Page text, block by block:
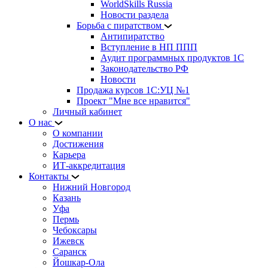
WorldSkills Russia
Новости раздела
Борьба с пиратством
Антипиратство
Вступление в НП ППП
Аудит программных продуктов 1С
Законодательство РФ
Новости
Продажа курсов 1С:УЦ №1
Проект "Мне все нравится"
Личный кабинет
О нас
О компании
Достижения
Карьера
ИТ-аккредитация
Контакты
Нижний Новгород
Казань
Уфа
Пермь
Чебоксары
Ижевск
Саранск
Йошкар-Ола